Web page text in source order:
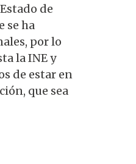
de
se ha
por lo
la INE y
de estar en
que sea